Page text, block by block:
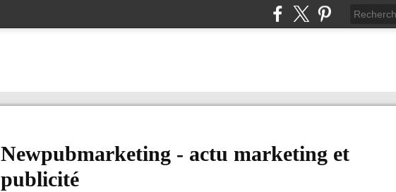
Newpubmarketing - actu marketing et
publicité